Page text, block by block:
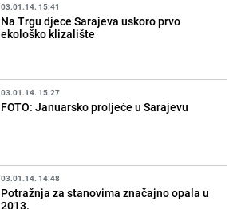
03.01.14. 15:41
Na Trgu djece Sarajeva uskoro prvo
ekološko klizalište
03.01.14. 15:27
FOTO: Januarsko proljeće u Sarajevu
03.01.14. 14:48
Potražnja za stanovima značajno opala u
2013.